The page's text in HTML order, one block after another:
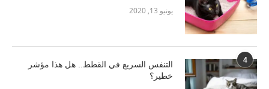
يونيو 13, 2020
4
التنفس السريع في القطط.. هل هذا مؤشر
خطير؟